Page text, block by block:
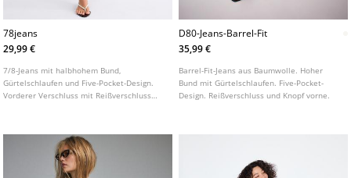
78jeans
29,99 €
7/8-Jeans mit halbhohem Bund,
Gürtelschlaufen und Five-Pocket-Design.
Vorderer Verschluss mit Reißverschluss
D80-Jeans-Barrel-Fit
35,99 €
Barrel-Fit-Jeans aus Baumwolle. Hoher
Bund mit Gürtelschlaufen. Five-Pocket-
Design. Reißverschluss und Knopf vorne.